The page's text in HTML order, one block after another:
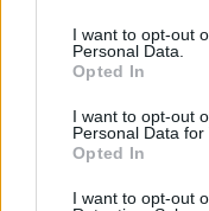
I want to opt-out
Personal Data.
Opted In
I want to opt-out
Personal Data for
Opted In
I want to opt-out
ricandidarsi".
Times